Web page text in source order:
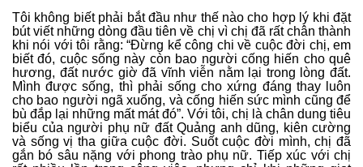
Tôi không biết phải bắt đầu như thế nào cho hợp lý khi đặt
bút viết những dòng đầu tiên về chị vì chị đã rất chân thành
khi nói với tôi rằng: “Đừng kể công chi về cuộc đời chị, em
biết đó, cuộc sống này còn bao người cống hiến cho quê
hương, đất nước giờ đã vĩnh viễn nằm lại trong lòng đất.
Mình được sống, thì phải sống cho xứng đáng thay luôn
cho bao người ngã xuống, và cống hiến sức mình cũng để
bù đắp lại những mất mát đó”. Với tôi, chị là chân dung tiêu
biểu của người phụ nữ đất Quảng anh dũng, kiên cường
và sống vị tha giữa cuộc đời. Suốt cuộc đời mình, chị đã
gắn bó sâu nặng với phong trào phụ nữ. Tiếp xúc với chị